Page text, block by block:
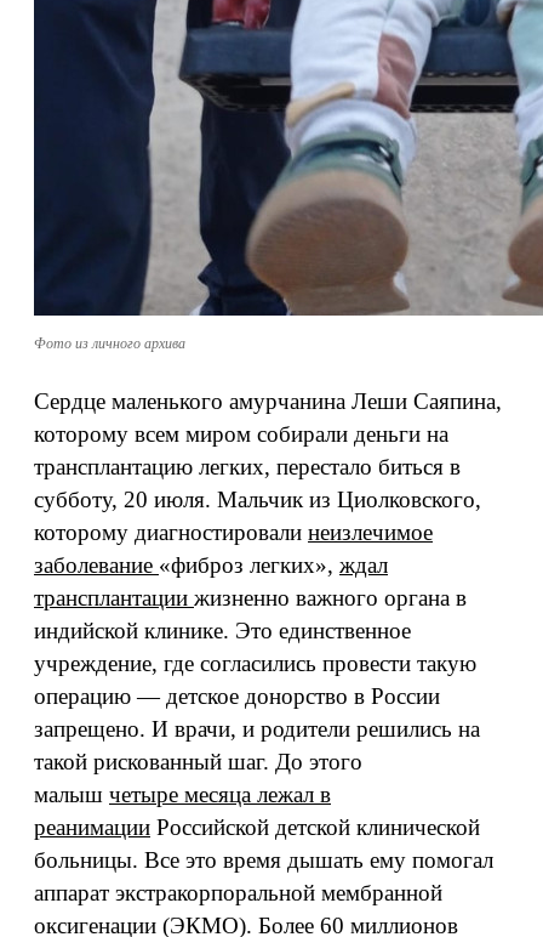
Фото из личного архива
Сердце маленького амурчанина Леши Саяпина,
которому всем миром собирали деньги на
трансплантацию легких, перестало биться в
субботу, 20 июля. Мальчик из Циолковского,
которому диагностировали неизлечимое
заболевание «фиброз легких», ждал
трансплантации жизненно важного органа в
индийской клинике. Это единственное
учреждение, где согласились провести такую
операцию — детское донорство в России
запрещено. И врачи, и родители решились на
такой рискованный шаг. До этого
малыш четыре месяца лежал в
реанимации Российской детской клинической
больницы. Все это время дышать ему помогал
аппарат экстракорпоральной мембранной
оксигенации (ЭКМО). Более 60 миллионов